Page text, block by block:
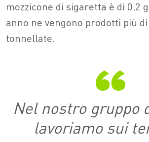
mozzicone di sigaretta è di 0,2
anno ne vengono prodotti più
tonnellate.
Nel nostro gruppo
lavoriamo sui